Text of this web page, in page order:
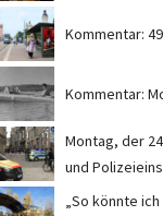
Kommentar:
Kommentar:
Montag, der
und
„So könnte